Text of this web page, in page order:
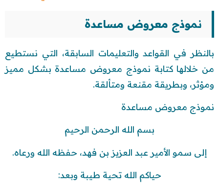
نموذج معروض مساعدة
بالنظر في القواعد والتعليمات السابقة، التي نستطيع
من خلالها كتابة نموذج معروض مساعدة بشكل مميز
ومؤثر، وبطريقة مقنعة ومتألقة.
نموذج معروض مساعدة
بسم الله الرحمن الرحيم
إلى سمو الأمير عبد العزيز بن فهد، حفظه الله ورعاه.
حياكم الله تحية طيبة وبعد: